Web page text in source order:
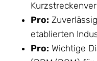
Pro:
etablierten
Pro: Wichtige